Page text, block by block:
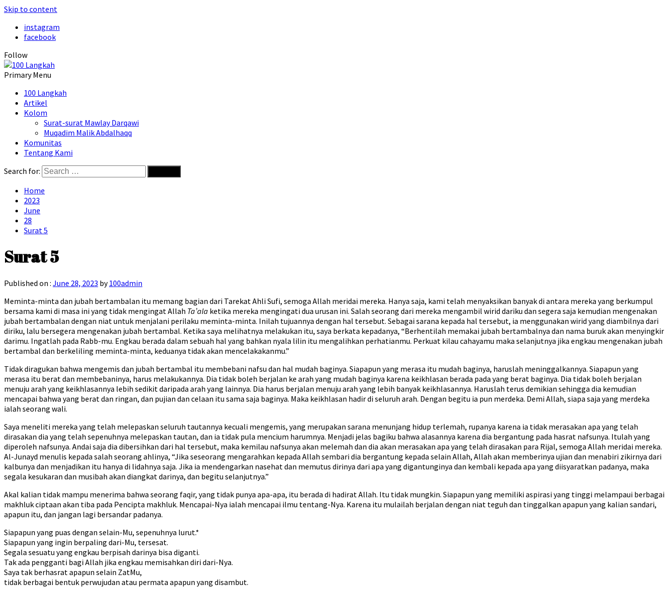
Skip to content
instagram
facebook
Follow
Primary Menu
100 Langkah
Artikel
Kolom
Surat-surat Mawlay Darqawi
Muqadim Malik Abdalhaqq
Komunitas
Tentang Kami
Search for:
Home
2023
June
28
Surat 5
Surat 5
Published on : June 28, 2023 by100admin
Meminta-minta dan jubah bertambalan itu memang bagian dari Tarekat Ahli Sufi, semoga Allah meridai mereka. Hanya saja, kami telah menyaksikan banyak di antara mereka yang berkumpul
bersama kami di masa ini yang tidak mengingat Allah Ta’ala ketika mereka mengingati dua urusan ini. Salah seorang dari mereka mengambil wirid dariku dan segera saja kemudian mengenakan
jubah bertambalan dengan niat untuk menjalani perilaku meminta-minta. Inilah tujuannya dengan hal tersebut. Sebagai sarana kepada hal tersebut, ia menggunakan wirid yang diambilnya dari
diriku, lalu bersegera mengenakan jubah bertambal. Ketika saya melihatnya melakukan itu, saya berkata kepadanya, “Berhentilah memakai jubah bertambalnya dan nama buruk akan menyingkir
darimu. Ingatlah pada Rabb-mu. Engkau berada dalam sebuah hal yang bahkan nyala lilin itu mengalihkan perhatianmu. Perkuat kilau cahayamu maka selanjutnya jika engkau mengenakan jubah
bertambal dan berkeliling meminta-minta, keduanya tidak akan mencelakakanmu.”
Tidak diragukan bahwa mengemis dan jubah bertambal itu membebani nafsu dan hal mudah baginya. Siapapun yang merasa itu mudah baginya, haruslah meninggalkannya. Siapapun yang
merasa itu berat dan membebaninya, harus melakukannya. Dia tidak boleh berjalan ke arah yang mudah baginya karena keikhlasan berada pada yang berat baginya. Dia tidak boleh berjalan
menuju arah yang keikhlasannya lebih sedikit daripada arah yang lainnya. Dia harus berjalan menuju arah yang lebih banyak keikhlasannya. Haruslah terus demikian sehingga dia kemudian
mencapai bahwa yang berat dan ringan, dan pujian dan celaan itu sama saja baginya. Maka keikhlasan hadir di seluruh arah. Dengan begitu ia pun merdeka. Demi Allah, siapa saja yang merdeka
ialah seorang wali.
Saya meneliti mereka yang telah melepaskan seluruh tautannya kecuali mengemis, yang merupakan sarana menunjang hidup terlemah, rupanya karena ia tidak merasakan apa yang telah
dirasakan dia yang telah sepenuhnya melepaskan tautan, dan ia tidak pula mencium harumnya. Menjadi jelas bagiku bahwa alasannya karena dia bergantung pada hasrat nafsunya. Itulah yang
diperoleh nafsunya. Andai saja dia dibersihkan dari hal tersebut, maka kemilau nafsunya akan melemah dan dia akan merasakan apa yang telah dirasakan para Rijal, semoga Allah meridai mereka.
Al-Junayd menulis kepada salah seorang ahlinya, “Jika seseorang mengarahkan kepada Allah sembari dia bergantung kepada selain Allah, Allah akan memberinya ujian dan menabiri zikirnya dari
kalbunya dan menjadikan itu hanya di lidahnya saja. Jika ia mendengarkan nasehat dan memutus dirinya dari apa yang digantunginya dan kembali kepada apa yang diisyaratkan padanya, maka
segala kesukaran dan musibah akan diangkat darinya, dan begitu selanjutnya.”
Akal kalian tidak mampu menerima bahwa seorang faqir, yang tidak punya apa-apa, itu berada di hadirat Allah. Itu tidak mungkin. Siapapun yang memiliki aspirasi yang tinggi melampaui berbagai
makhluk ciptaan akan tiba pada Pencipta makhluk. Mencapai-Nya ialah mencapai ilmu tentang-Nya. Karena itu mulailah berjalan dengan niat teguh dan tinggalkan apapun yang kalian sandari,
apapun itu, dan jangan lagi bersandar padanya.
Siapapun yang puas dengan selain-Mu, sepenuhnya lurut.*
Siapapun yang ingin berpaling dari-Mu, tersesat.
Segala sesuatu yang engkau berpisah darinya bisa diganti.
Tak ada pengganti bagi Allah jika engkau memisahkan diri dari-Nya.
Saya tak berhasrat apapun selain ZatMu,
tidak berbagai bentuk perwujudan atau permata apapun yang disambut.